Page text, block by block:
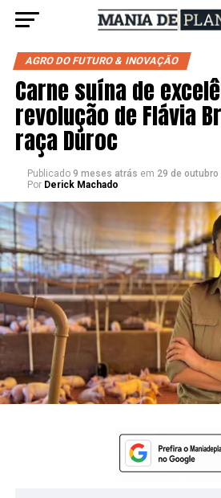
AGRO DO FUTURO & INOVAÇÃO
Carne suína de
revolução de Flávia
raça Duroc
Publicado 9 meses atrás em 29 de outubro
Por Derick Machado